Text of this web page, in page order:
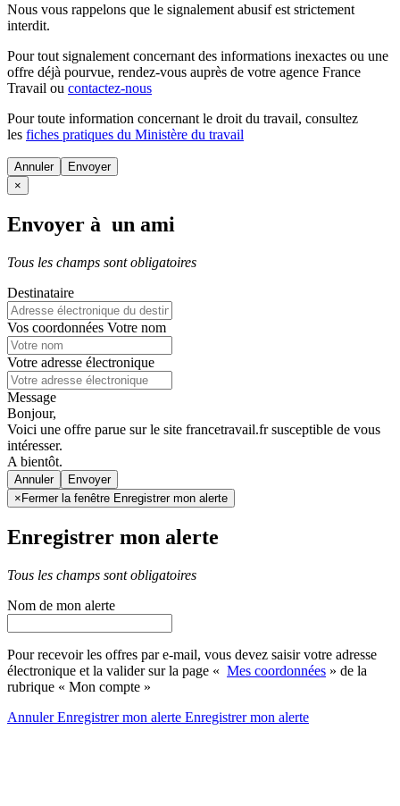
Nous vous rappelons que le signalement abusif est strictement
interdit.
Pour tout signalement concernant des informations inexactes ou une
offre déjà pourvue, rendez-vous auprès de votre agence France
Travail ou contactez-nous
Pour toute information concernant le droit du travail, consultez
les fiches pratiques du Ministère du travail
Annuler
×
Envoyer à un ami
Tous les champs sont obligatoires
Destinataire
Vos coordonnées Votre nom
Votre adresse électronique
Message
Bonjour,
Voici une offre parue sur le site francetravail.fr susceptible de vous
intéresser.
A bientôt.
Annuler
× Fermer la fenêtre Enregistrer mon alerte
Enregistrer mon alerte
Tous les champs sont obligatoires
Nom de mon alerte
Pour recevoir les offres par e-mail, vous devez saisir votre adresse
électronique et la valider sur la page « Mes coordonnées » de la
rubrique « Mon compte »
AnnulerEnregistrer mon alerte Enregistrermon alerte